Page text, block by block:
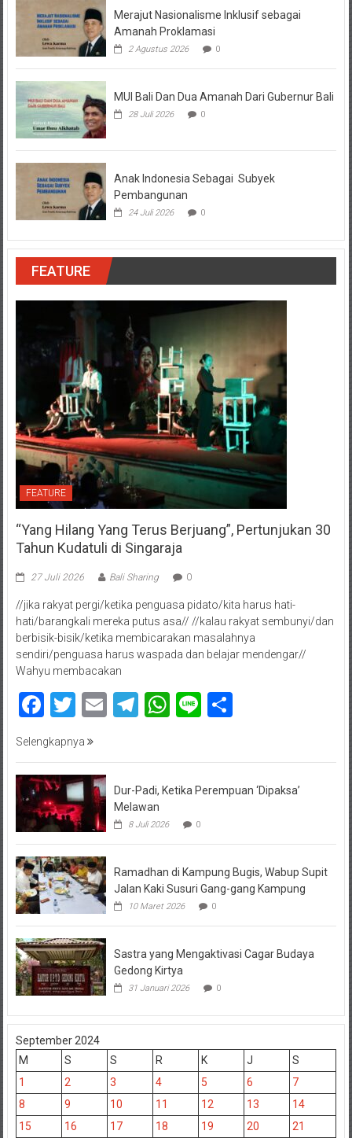
Merajut Nasionalisme Inklusif sebagai
Amanah Proklamasi
2 Agustus 2026 0
MUI Bali Dan Dua Amanah Dari Gubernur Bali
28 Juli 2026 0
Anak Indonesia Sebagai Subyek
Pembangunan
24 Juli 2026 0
FEATURE
FEATURE
“Yang Hilang Yang Terus Berjuang”, Pertunjukan 30
Tahun Kudatuli di Singaraja
27 Juli 2026 Bali Sharing 0
//jika rakyat pergi/ketika penguasa pidato/kita harus hati-
hati/barangkali mereka putus asa// //kalau rakyat sembunyi/dan
berbisik-bisik/ketika membicarakan masalahnya
sendiri/penguasa harus waspada dan belajar mendengar//
Wahyu membacakan
Facebook
Twitter
EmailTelegram
WhatsApp
LineShare
Selengkapnya
Dur-Padi, Ketika Perempuan ‘Dipaksa’
Melawan
8 Juli 2026 0
Ramadhan di Kampung Bugis, Wabup Supit
Jalan Kaki Susuri Gang-gang Kampung
10 Maret 2026 0
Sastra yang Mengaktivasi Cagar Budaya
Gedong Kirtya
31 Januari 2026 0
September 2024
M
S S R K J
S
1
2 3 4 5 6
7
8
9 10 11 12 13
14
15
16 17 18 19 20 21